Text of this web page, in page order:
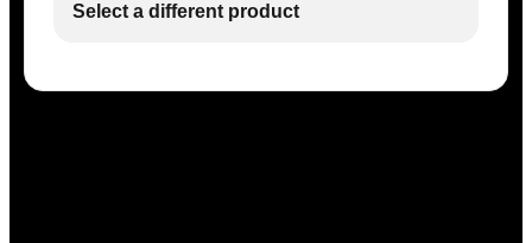
Select a different product